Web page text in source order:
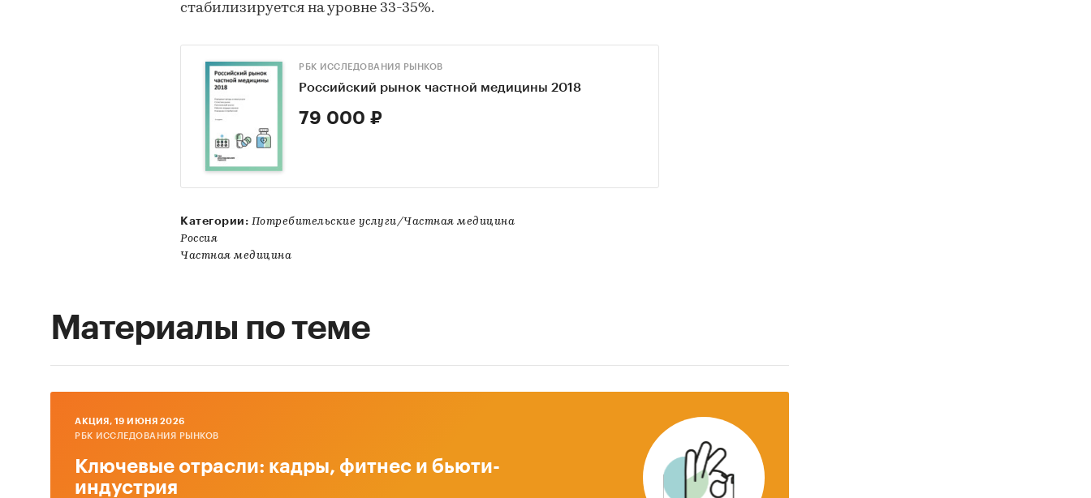
стабилизируется на уровне 33-35%.
РБК ИССЛЕДОВАНИЯ РЫНКОВ
Российский рынок частной медицины 2018
79 000 ₽
Категории: Потребительские услуги/Частная медицина
Россия
Частная медицина
Материалы по теме
AКЦИЯ, 19 ИЮНЯ 2026
РБК ИССЛЕДОВАНИЯ РЫНКОВ
Ключевые отрасли: кадры, фитнес и бьюти-
индустрия